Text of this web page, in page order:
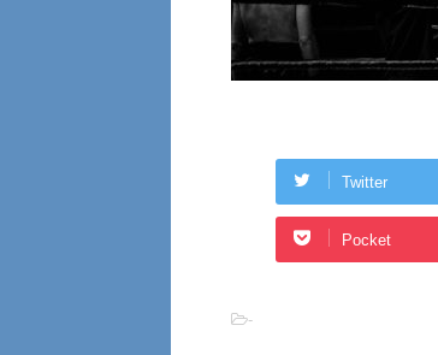
Twitter
Pocket
-